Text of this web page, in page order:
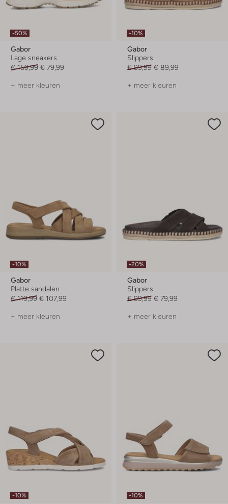
-50%
Gabor
Lage sneakers
€ 159,99 € 79,99
+ meer kleuren
-10%
Gabor
Slippers
€ 99,99 € 89,99
+ meer kleuren
-10%
Gabor
Platte sandalen
€ 119,99 € 107,99
+ meer kleuren
-20%
Gabor
Slippers
€ 99,99 € 79,99
+ meer kleuren
-10% -10%